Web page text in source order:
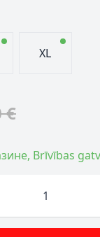
XL
€
Brīvības